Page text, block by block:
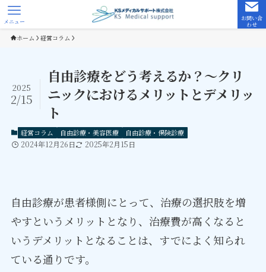
お問い合
わせ
メニュー
ホーム 経営コラム
自由診療をどう考えるか？～クリ
ニックにおけるメリットとデメリッ
ト
2025
2/15
経営コラム 自由診療・美容医療 自由診療・保険診療
2024年12月26日 2025年2月15日
自由診療が患者様側にとって、治療の選択肢を増
やすというメリットとなり、治療費が高くなると
いうデメリットとなることは、すでによく知られ
ている通りです。